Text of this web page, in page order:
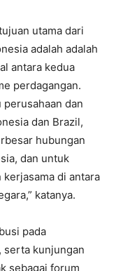
utama dari
adalah adalah
antara kedua
perdagangan.
dan
dan Brazil,
hubungan
dan untuk
di antara
katanya.
pada
serta kunjungan
sebagai forum